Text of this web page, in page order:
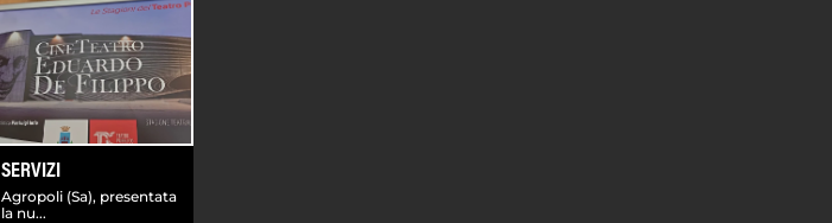
SERVIZI
Agropoli (Sa), presentata
la nu...